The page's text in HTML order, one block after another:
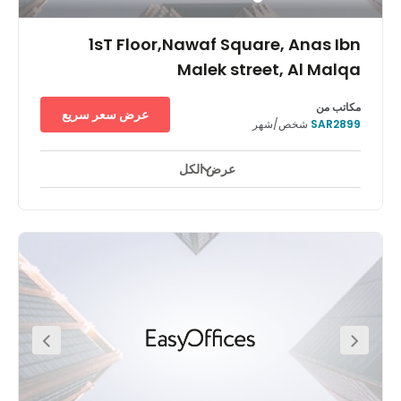
1sT Floor,Nawaf Square, Anas Ibn
Malek street, Al Malqa
ساحات للاستراحة
أنيق يبعُد أقل من 20 دقيقة عن مطار الملك خالد الدولي. ولمَّا كان مركز
أعمال ريجس الرياض الملقا يتميز بمرافق رائعة وإمكانية الاستخدام على
مدار الساعة ومواقف آمنة للسيارات في الموقع والتحكم في درجة
الحرارة للشعور بالانتعاش، فإنه يرحب بالشركات ورجال الأعمال الذين
يبحثون عن منطقة أكثر هدوءًا في الرياض ليعملوا فيها بعيدًا عن
المشتتات في وسط المدينة. بدءًا من المكاتب الخاصة وصولاً إلى قاعات
الاجتماعات ومناطق العمل المشتركة، نضمن لك ترحيبًا وديًا لدى وصولك
إلى مكان العمل المرن هذا. تقع هذه المكاتب ذات التصميم العصري في
مسافة قصيرة من تقاطع طريق الملك سلمان وطريق الملك فهد، مما
يُسهِّل الوصول إليه بالسيارة. تشمل الأماكن المثيرة للاهتمام في
مكاتب من
SAR2899 شخص/شهر
عرض سعر سريع
عرض الكل